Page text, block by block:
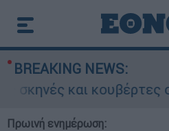
BREAKING NEWS:
και κουβέρτες σε
Πρωινή ενημέρωση: